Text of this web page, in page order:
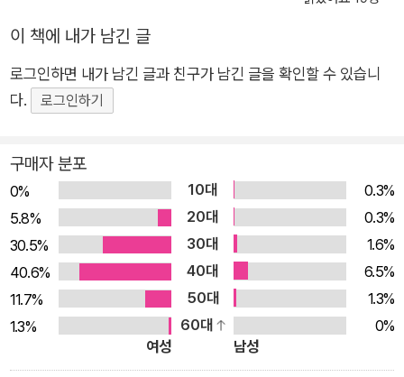
를 담아낸 그림책입니다. 집이 들려주는 단란한 육아 하루 고롱고
니다. 집주인의 취향과 손길이 묻어나고 아기 키우는 집답게 곳곳
에 육아 용품이 눈에 띄는, 아늑한 벽돌집입니다. 고롱고롱 씨에
이서 가장 많은 시간을 보내는 이 집이 주 무대이자 화자가 되어
이들의 하루를 비춥니다. 아침 햇살이 집 안에 드리울 때, 고롱고
롱 하우스가 아직 깨지 않은 집 안 풍경을 보여 주며 집주인을 소
개합니다. 갖가지 패브릭 소품과 벽 장식, 화분으로 아기자기하게
꾸려진 실내입니다. 고롱고롱 씨는 식물, 고양이, 아기 그리고 집
까지, 무언가를 가꾸고 살피는 데 진심인 사람으로 보입니다. 그
의 살뜰한 흔적이 고롱고롱 하우스에 사랑스러움을 더하고 또 그
공간에서 그와 아기의 시간이 기꺼이 마련됩니다. 부드러운 연필
선에 포근한 담채로 그려진 그림과 그 모습을 다정하게 관찰하는
이 책에 내가 남긴 글
로그인하면 내가 남긴 글과 친구가 남긴 글을 확인할 수 있습니
다.
로그인하기
구매자 분포
0% 10대
0.3%
5.8%
20대
0.3%
30.5%
30대
1.6%
40.6%
40대
6.5%
11.7%
50대
1.3%
1.3%
60대
0%
여성
남성